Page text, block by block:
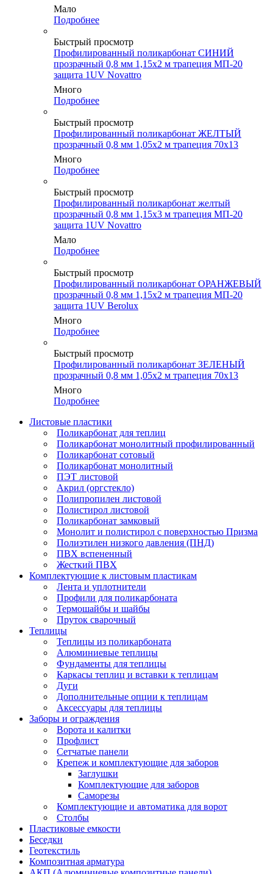
Мало
Подробнее
Быстрый просмотр
Профилированный поликарбонат СИНИЙ
прозрачный 0,8 мм 1,15х2 м трапеция МП-20
защита 1UV Novattro
Много
Подробнее
Быстрый просмотр
Профилированный поликарбонат ЖЕЛТЫЙ
прозрачный 0,8 мм 1,05х2 м трапеция 70х13
Много
Подробнее
Быстрый просмотр
Профилированный поликарбонат желтый
прозрачный 0,8 мм 1,15х3 м трапеция МП-20
защита 1UV Novattro
Мало
Подробнее
Быстрый просмотр
Профилированный поликарбонат ОРАНЖЕВЫЙ
прозрачный 0,8 мм 1,15х2 м трапеция МП-20
защита 1UV Berolux
Много
Подробнее
Быстрый просмотр
Профилированный поликарбонат ЗЕЛЕНЫЙ
прозрачный 0,8 мм 1,05х2 м трапеция 70х13
Много
Подробнее
Листовые пластики
Поликарбонат для теплиц
Поликарбонат монолитный профилированный
Поликарбонат сотовый
Поликарбонат монолитный
ПЭТ листовой
Акрил (оргстекло)
Полипропилен листовой
Полистирол листовой
Поликарбонат замковый
Монолит и полистирол с поверхностью Призма
Полиэтилен низкого давления (ПНД)
ПВХ вспененный
Жесткий ПВХ
Комплектующие к листовым пластикам
Лента и уплотнители
Профили для поликарбоната
Термошайбы и шайбы
Пруток сварочный
Теплицы
Теплицы из поликарбоната
Алюминиевые теплицы
Фундаменты для теплицы
Каркасы теплиц и вставки к теплицам
Дуги
Дополнительные опции к теплицам
Аксессуары для теплицы
Заборы и ограждения
Ворота и калитки
Профлист
Сетчатые панели
Крепеж и комплектующие для заборов
Заглушки
Комплектующие для заборов
Саморезы
Комплектующие и автоматика для ворот
Столбы
Пластиковые емкости
Беседки
Геотекстиль
Композитная арматура